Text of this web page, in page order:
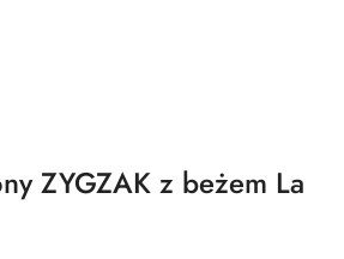
ZYGZAK z beżem La